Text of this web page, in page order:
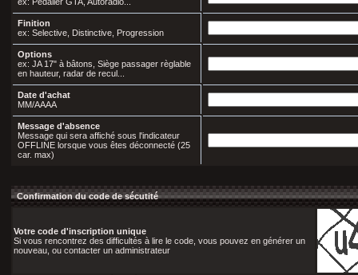
Finition
ex: Selective, Distinctive, Progression
Options
ex: JA 17" à bâtons, Siège passager règlable
en hauteur, radar de recul...
Date d'achat
MM/AAAA
Message d'absence
Message qui sera affiché sous l'indicateur
OFFLINE lorsque vous êtes déconnecté (25
car. max)
Confirmation du code de sécutité
Votre code d'inscription unique
Si vous rencontrez des difficultés à lire le code, vous pouvez en générer un
nouveau, ou contacter un administrateur